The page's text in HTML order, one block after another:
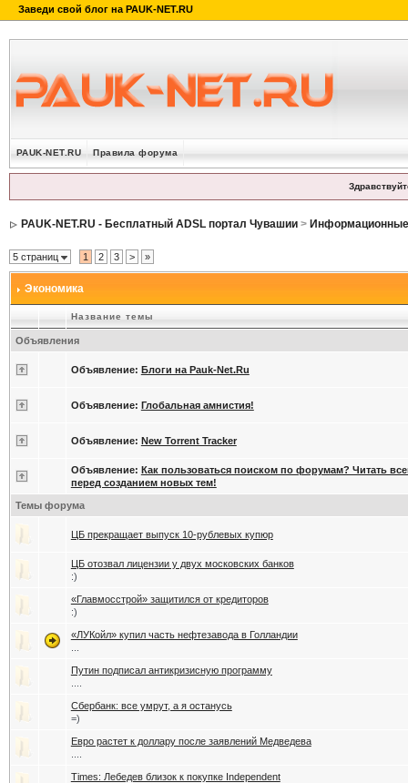
PAUK-NET.RU Правила форума
PAUK-NET.RU - Бесплатный ADSL портал Чувашии> Информационные
5 страниц 1 2 3 > »
Экономика
Название темы
Объявления
Объявление: Блоги на Pauk-Net.Ru
Объявление: Глобальная амнистия!
Объявление: New Torrent Tracker
Объявление: Как пользоваться поиском по форумам? Читать
перед созданием новых тем!
Темы форума
ЦБ прекращает выпуск 10-рублевых купюр
ЦБ отозвал лицензии у двух московских банков
:)
«Главмосстрой» защитился от кредиторов
:)
«ЛУКойл» купил часть нефтезавода в Голландии
Путин подписал антикризисную программу
Сбербанк: все умрут, а я останусь
=)
Евро растет к доллару после заявлений Медведева
Times: Лебедев близок к покупке Independent